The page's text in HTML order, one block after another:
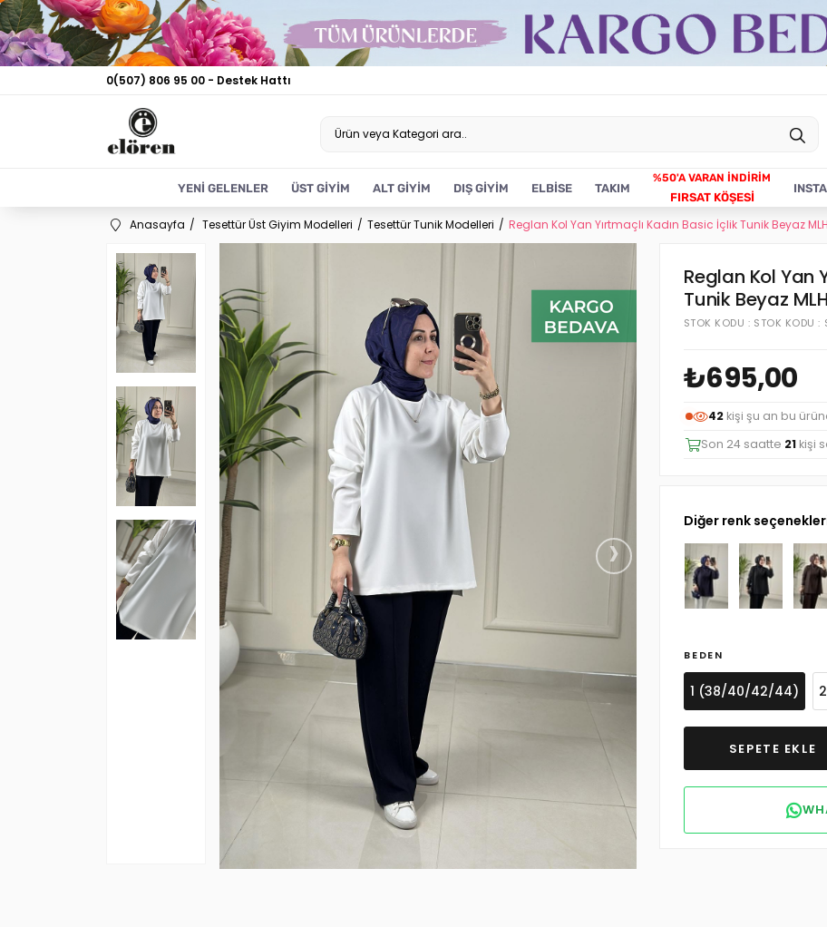
0(507) 806 95 00 - Destek Hattı
YENİ GELENLER ÜST GİYİM ALT GİYİM DIŞ GİYİM ELBİSE TAKIM
FIRSAT KÖŞESİ
Anasayfa Tesettür Üst Giyim Modelleri Tesettür Tunik Modelleri Reglan Kol Yan Yırtmaçlı Kadın Basic İçlik Tunik Beyaz MLH
›
Reglan Kol Yan
Tunik Beyaz
STOK KODU STOK KODU
₺695,00
42 kişi şu an bu
Son 24 saatte 21 kişi
Diğer renk
BEDEN
1 (38/40/42/44)